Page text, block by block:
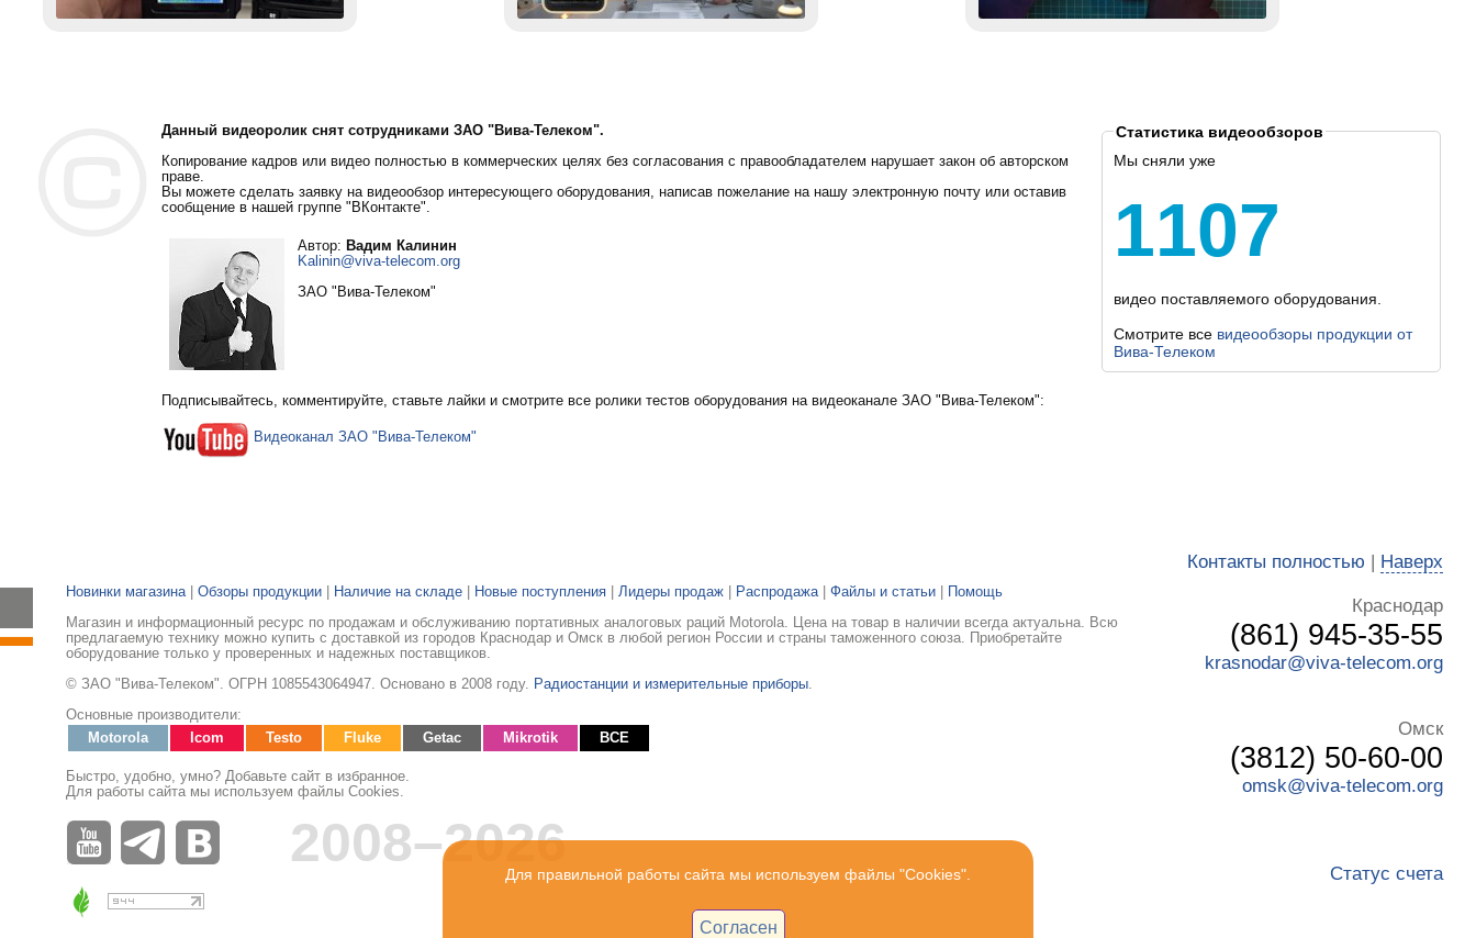
Данный видеоролик снят сотрудниками ЗАО "Вива-Телеком".
Копирование кадров или видео полностью в коммерческих целях без согласования с правообладателем нарушает закон об авторском
праве.
Вы можете сделать заявку на видеообзор интересующего оборудования, написав пожелание на нашу электронную почту или оставив
сообщение в нашей группе "ВКонтакте".
Автор: Вадим Калинин
Kalinin@viva-telecom.org
ЗАО "Вива-Телеком"
Подписывайтесь, комментируйте, ставьте лайки и смотрите все ролики тестов оборудования на видеоканале ЗАО "Вива-Телеком":
Видеоканал ЗАО "Вива-Телеком"
Статистика видеообзоров
Мы сняли уже
1107
видео поставляемого оборудования.
Смотрите все видеообзоры продукции от
Вива-Телеком
Новинки магазина Обзоры продукции Наличие на складе Новые поступления Лидеры продаж Распродажа Файлы и статьи
Помощь
Магазин и информационный ресурс по продажам и обслуживанию портативных аналоговых раций Motorola. Цена на товар в наличии всегда актуальна. Всю
предлагаемую технику можно купить с доставкой из городов Краснодар и Омск в любой регион России и страны таможенного союза. Приобретайте
оборудование только у проверенных и надежных поставщиков.
© ЗАО "Вива-Телеком". ОГРН 1085543064947. Основано в 2008 году.
Радиостанции и измерительные приборы
Основные производители:
Motorola
Icom Testo Fluke Getac Mikrotik ВСЕ
Быстро, удобно, умно? Добавьте сайт в избранное.
Для работы сайта мы используем файлы Cookies.
2008–2026
Контакты полностью | Наверх
Краснодар
(861) 945-35-55
krasnodar@viva-telecom.org
Омск
(3812) 50-60-00
omsk@viva-telecom.org
Статус счета
Для правильной работы сайта мы используем файлы "Cookies".
Согласен